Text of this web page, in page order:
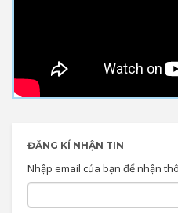
ĐĂNG KÍ NHẬN TIN
Nhập email của bạn để nhận